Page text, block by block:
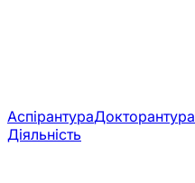
АспірантураДокторантура
Діяльність